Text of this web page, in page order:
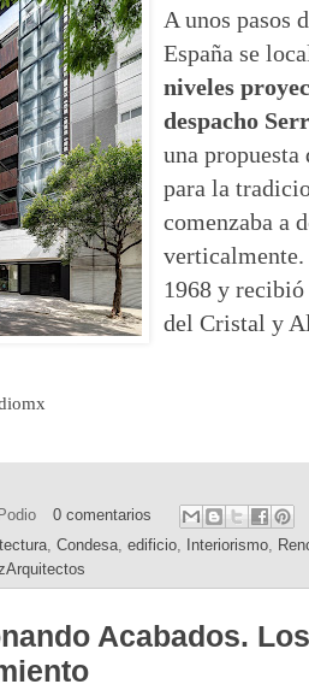
A unos pasos
España se
niveles
despacho
una propuesta
para la
comenzaba a
1968 y
del Cristal y
Podio
0 comentarios
, Condesa, edificio, Interiorismo,
Acabados.